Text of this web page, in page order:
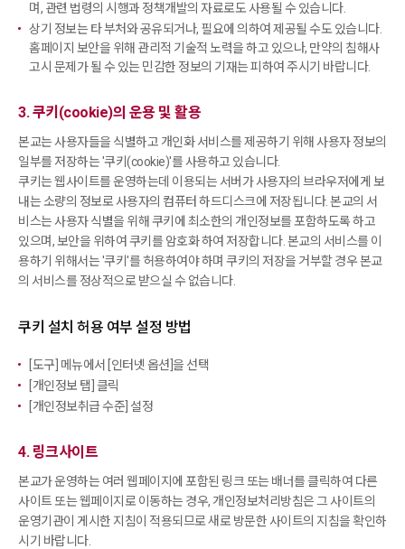
며, 관련 법령의 시행과 정책개발의 자료로도 사용될 수 있습니다.
상기 정보는 타 부처와 공유되거나, 필요에 의하여 제공될 수도 있습니다.
홈페이지 보안을 위해 관리적 기술적 노력을 하고 있으나, 만약의 침해사
고시 문제가 될 수 있는 민감한 정보의 기재는 피하여 주시기 바랍니다.
3. 쿠키(cookie)의 운용 및 활용
본교는 사용자들을 식별하고 개인화 서비스를 제공하기 위해 사용자 정보의
일부를 저장하는 '쿠키(cookie)'를 사용하고 있습니다.
쿠키는 웹사이트를 운영하는데 이용되는 서버가 사용자의 브라우저에게 보
내는 소량의 정보로 사용자의 컴퓨터 하드디스크에 저장됩니다. 본교의 서
비스는 사용자 식별을 위해 쿠키에 최소한의 개인정보를 포함하도록 하고
있으며, 보안을 위하여 쿠키를 암호화 하여 저장합니다. 본교의 서비스를 이
용하기 위해서는'쿠키'를 허용하여야 하며 쿠키의 저장을 거부할 경우 본교
의 서비스를 정상적으로 받으실 수 없습니다.
쿠키 설치 허용 여부 설정 방법
[도구] 메뉴에서 [인터넷 옵션]을 선택
[개인정보 탭] 클릭
[개인정보취급 수준] 설정
4. 링크사이트
본교가 운영하는 여러 웹페이지에 포함된 링크 또는 배너를 클릭하여 다른
사이트 또는 웹페이지로 이동하는 경우, 개인정보처리방침은 그 사이트의
운영기관이 게시한 지침이 적용되므로새로 방문한 사이트의 지침을 확인하
시기 바랍니다.